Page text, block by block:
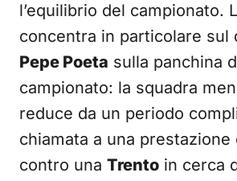
l’equilibrio del campionato.
concentra in particolare sul
Pepe Poeta sulla panchina
campionato: la squadra
reduce da un periodo
chiamata a una
contro una Trento in cerca